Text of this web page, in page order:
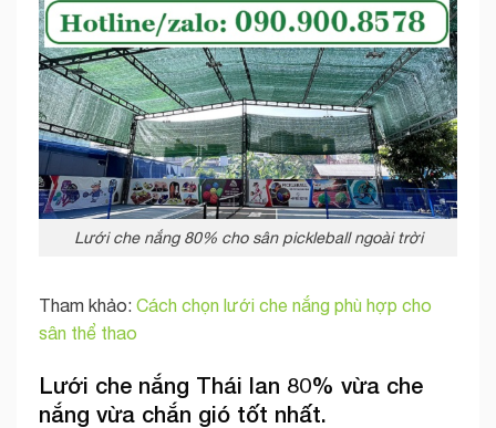
Lưới che nắng 80% cho sân pickleball ngoài trời
Tham khảo: Cách chọn lưới che nắng phù hợp cho
sân thể thao
Lưới che nắng Thái lan 80% vừa che
nắng vừa chắn gió tốt nhất.